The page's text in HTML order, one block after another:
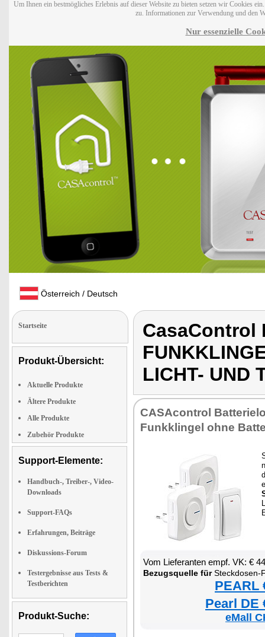
Um Ihnen ein bestmögliches Erlebnis auf dieser Website zu bieten setzen wir Cookies
zu. Informationen zur Verwendung und den
Nur essenzielle
Österreich / Deutsch
Startseite
Produkt-Übersicht:
Aktuelle Produkte
Ältere Produkte
Alle Produkte
Zubehör Produkte
Support-Elemente:
Handbuch-, Treiber-, Video-
Downloads
Support-FAQs
Erfahrungen, Beiträge
Diskussions-Forum
Testergebnisse aus Tests &
Testberichten
Produkt-Suche:
CasaControl
LICHT- UND
CASAcontrol
Funkklingel ohne
Vom Lieferanten empf. VK: €
Bezugsquelle fürSteckdosen-Funkklingel mit
PEARL
Pearl DE
eMall